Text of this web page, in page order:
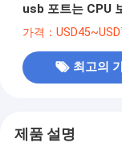
usb 포트는 CPU
가격：
최고의
제품 설명